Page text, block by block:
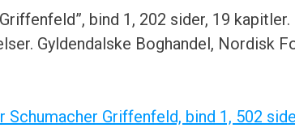
bind 1, 202 sider, 19 kapitler.
Gyldendalske Boghandel, Nordisk
Griffenfeld, bind 1, 502